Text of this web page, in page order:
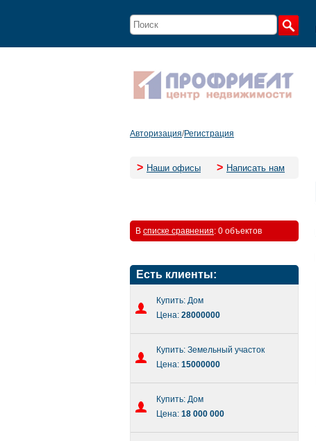
Авторизация/Регистрация
> Наши офисы > Написать нам
В списке сравнения: 0 объектов
Есть клиенты:
Купить: Дом
Цена: 28000000
Купить: Земельный участок
Цена: 15000000
Купить: Дом
Цена: 18 000 000